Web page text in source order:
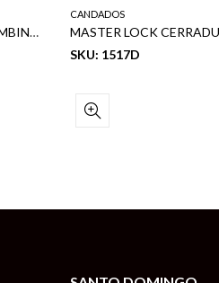
MASTER LOCK CANDADO DE COMBINACION SPEED DIAL 2-1/8″ MULTICOLOR
CANDADOS
SKU: 1517D